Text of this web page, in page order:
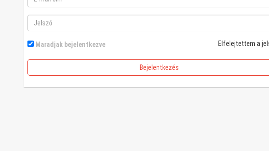
Maradjak bejelentkezve Elfelejtettem a
Bejelentkezés